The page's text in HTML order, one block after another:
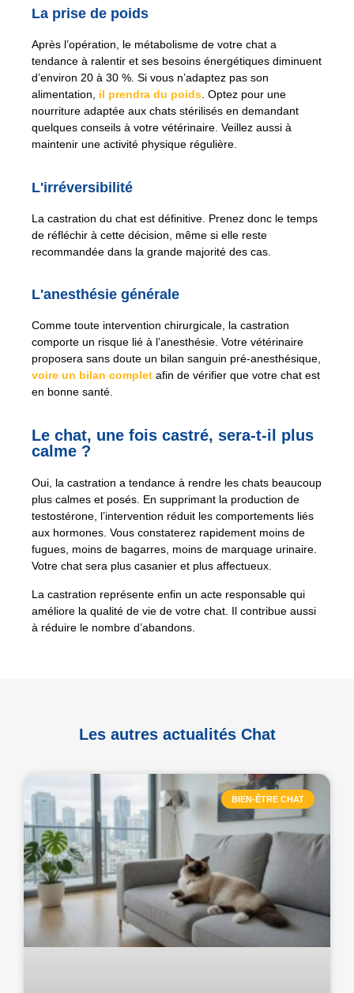
La prise de poids
Après l’opération, le métabolisme de votre chat a
tendance à ralentir et ses besoins énergétiques diminuent
d’environ 20 à 30 %. Si vous n’adaptez pas son
alimentation, il prendra du poids . Optez pour une
nourriture adaptée aux chats stérilisés en demandant
quelques conseils à votre vétérinaire. Veillez aussi à
maintenir une activité physique régulière.
L'irréversibilité
La castration du chat est définitive. Prenez donc le temps
de réfléchir à cette décision, même si elle reste
recommandée dans la grande majorité des cas.
L'anesthésie générale
Comme toute intervention chirurgicale, la castration
comporte un risque lié à l’anesthésie. Votre vétérinaire
proposera sans doute un bilan sanguin pré-anesthésique,
voire un bilan complet afin de vérifier que votre chat est
en bonne santé.
Le chat, une fois castré, sera-t-il plus
calme ?
Oui, la castration a tendance à rendre les chats beaucoup
plus calmes et posés. En supprimant la production de
testostérone, l’intervention réduit les comportements liés
aux hormones. Vous constaterez rapidement moins de
fugues, moins de bagarres, moins de marquage urinaire.
Votre chat sera plus casanier et plus affectueux.
La castration représente enfin un acte responsable qui
améliore la qualité de vie de votre chat. Il contribue aussi
à réduire le nombre d’abandons.
Les autres actualités Chat
BIEN-ÊTRE CHAT